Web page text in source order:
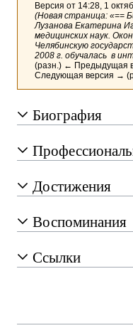
Версия от 14:28, 1
(Новая страница: «==
Лузанова Екатерина
медицинских наук.
Челябинскую
2008 г. обучалась в
(разн.) ← Предыдущая
Следующая версия →
Биография
Достижения
Воспоминания
Ссылки